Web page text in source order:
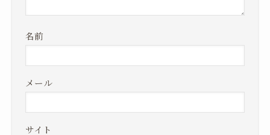
名前
メール
サイト